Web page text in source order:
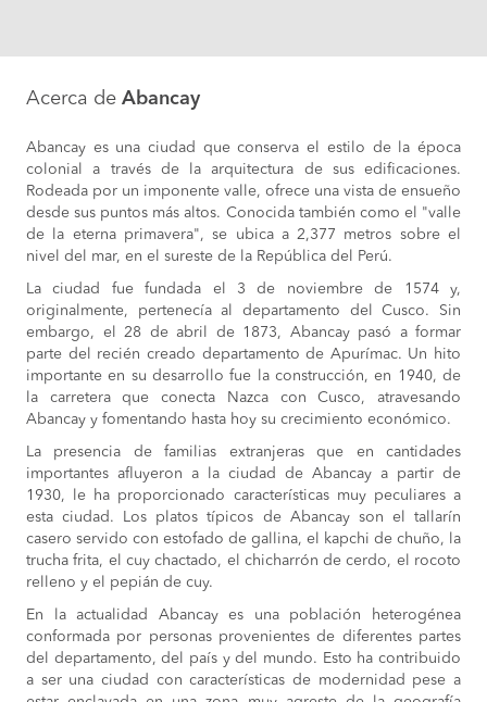
Acerca de Abancay
Abancay es una ciudad que conserva el estilo de la época
colonial a través de la arquitectura de sus edificaciones.
Rodeada por un imponente valle, ofrece una vista de ensueño
desde sus puntos más altos. Conocida también como el "valle
de la eterna primavera", se ubica a 2,377 metros sobre el
nivel del mar, en el sureste de la República del Perú.
La ciudad fue fundada el 3 de noviembre de 1574 y,
originalmente, pertenecía al departamento del Cusco. Sin
embargo, el 28 de abril de 1873, Abancay pasó a formar
parte del recién creado departamento de Apurímac. Un hito
importante en su desarrollo fue la construcción, en 1940, de
la carretera que conecta Nazca con Cusco, atravesando
Abancay y fomentando hasta hoy su crecimiento económico.
La presencia de familias extranjeras que en cantidades
importantes afluyeron a la ciudad de Abancay a partir de
1930, le ha proporcionado características muy peculiares a
esta ciudad. Los platos típicos de Abancay son el tallarín
casero servido con estofado de gallina, el kapchi de chuño, la
trucha frita, el cuy chactado, el chicharrón de cerdo, el rocoto
relleno y el pepián de cuy.
En la actualidad Abancay es una población heterogénea
conformada por personas provenientes de diferentes partes
del departamento, del país y del mundo. Esto ha contribuido
a ser una ciudad con características de modernidad pese a